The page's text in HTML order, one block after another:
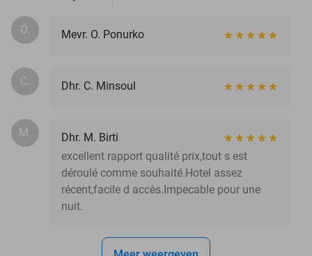
O. Mevr. O. Ponurko
C. Dhr. C. Minsoul
M.
Dhr. M. Birti
excellent rapport qualité prix,tout s est
déroulé comme souhaité.Hotel assez
récent,facile d accès.Impecable pour une
nuit.